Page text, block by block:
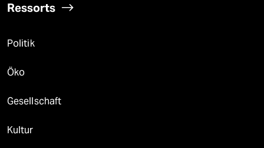
Ressorts
Politik
Öko
Gesellschaft
Kultur